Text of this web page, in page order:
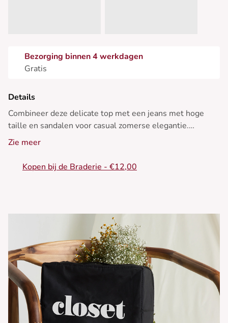
Bezorging binnen 4 werkdagen
Gratis
Details
Combineer deze delicate top met een jeans met hoge
taille en sandalen voor casual zomerse elegantie.
- Recht model
- Mouwloos
Zie meer
Kopen bij de Braderie - €12,00